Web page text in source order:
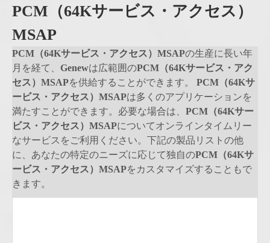
PCM（64Kサービス・アクセス）
MSAP
PCM（64Kサービス・アクセス）MSAPの生産に長い年
月を経て、 Genewは広範囲のPCM（64Kサービス・アク
セス）MSAPを供給することができます。 PCM（64Kサ
ービス・アクセス）MSAPは多くのアプリケーションを
満たすことができます。必要な場合は、 PCM（64Kサー
ビス・アクセス）MSAPについてオンラインタイムリー
なサービスをご利用ください。下記の製品リストの他
に、あなたの特定のニーズに応じて独自のPCM（64Kサ
ービス・アクセス）MSAPをカスタマイズすることもで
きます。